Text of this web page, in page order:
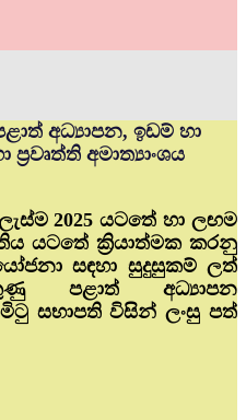
අධ්‍යාපන, ඉඩම් හා
අමාත්‍යාංශය
2025 යටතේ හා ලඟම
යටතේ ක්‍රියාත්මක කරනු
සඳහා සුදුසුකම් ලත්
පළාත් අධ්‍යාපන
සභාපති විසින් ලංසු පත්